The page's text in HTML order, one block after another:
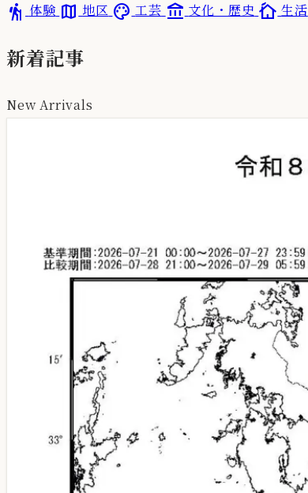
hiking 体験 map 地区 palette 工芸 account_balance 文化・歴史 cottage 生活
新着記事
New Arrivals